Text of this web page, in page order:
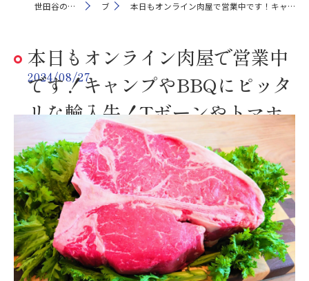
世田谷の肉屋ならLa Boucherie Louis ブログ 本日もオンライン肉屋で営業中です！キャンプやBBQにピッタリな輸入牛！Tボーンやトマホーク等の骨付き肉も取り扱っています！
本日もオンライン肉屋で営業中
です！キャンプやBBQにピッタ
リな輸入牛！Tボーンやトマホ
ーク等の骨付き肉も取り扱って
います！
2024/08/27